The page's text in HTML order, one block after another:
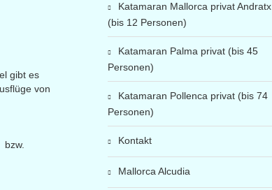
gibt es
von
bzw.
Katamaran Mallorca privat Andratx
(bis 12 Personen)
Katamaran Palma privat (bis 45
Personen)
Katamaran Pollenca privat (bis 74
Personen)
Kontakt
Mallorca Alcudia